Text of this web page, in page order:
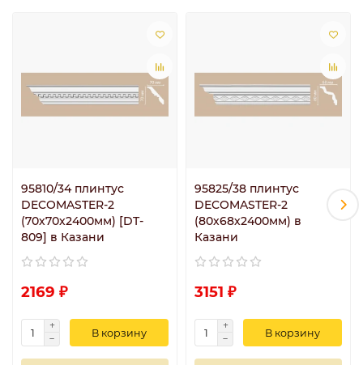
95810/34 плинтус
DECOMASTER-2
(70х70х2400мм) [DT-
809] в Казани
2169 ₽
В корзину
95825/38 плинтус
DECOMASTER-2
(80х68х2400мм) в
Казани
3151 ₽
В корзину